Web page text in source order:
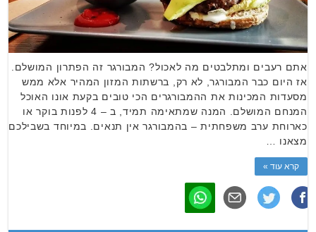
אתם רעבים ומתלבטים מה לאכול? המבורגר זה הפתרון המושלם.
אז היום כבר המבורגר, לא רק, ברשתות המזון המהיר אלא ממש
מסעדות המכינות את ההמבורגרים הכי טובים בקעת אונו האוכל
המנחם המושלם. המנה שמתאימה תמיד, ב – 4 לפנות בוקר או
כארוחת ערב משפחתית – בהמבורגר אין תנאים. במיוחד בשבילכם
מצאנו …
קרא עוד »